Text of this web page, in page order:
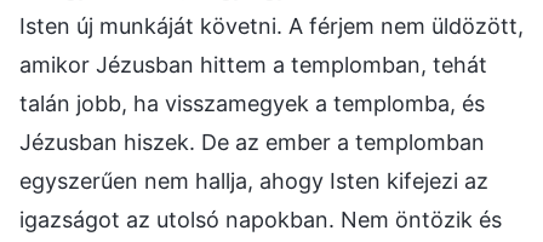
Isten új munkáját követni. A férjem nem üldözött,
amikor Jézusban hittem a templomban, tehát
talán jobb, ha visszamegyek a templomba, és
Jézusban hiszek. De az ember a templomban
egyszerűen nem hallja, ahogy Isten kifejezi az
igazságot az utolsó napokban. Nem öntözik és